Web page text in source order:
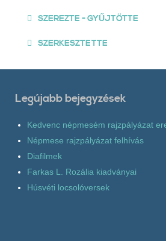
SZEREZTE - GYŰJTÖTTE
SZERKESZTETTE
Legújabb bejegyzések
Kedvenc népmesém rajzpályázat
Népmese rajzpályázat felhívás
Diafilmek
Farkas L. Rozália kiadványai
Húsvéti locsolóversek